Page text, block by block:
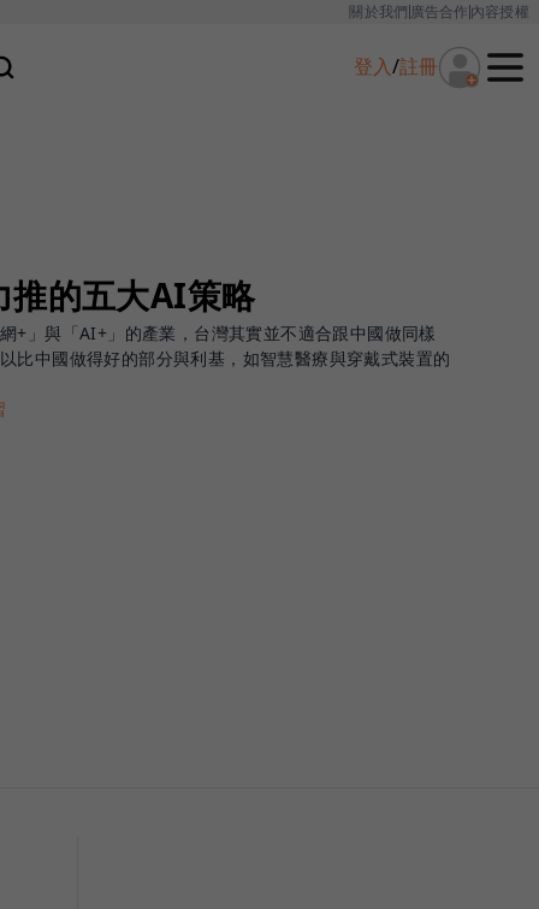
關於我們廣告合作內容授權
登入/註冊
推的五大AI策略
+」與「AI+」的產業，台灣其實並不適合跟中國做同樣
比中國做得好的部分與利基，如智慧醫療與穿戴式裝置的